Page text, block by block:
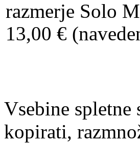
razmerje Solo
13,00 €
Vsebine
kopirati,